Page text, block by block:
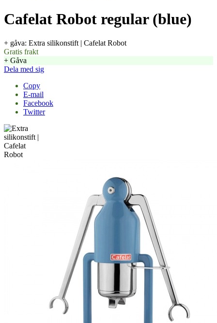
Cafelat Robot regular (blue)
+ gåva: Extra silikonstift | Cafelat Robot
Gratis frakt
+ Gåva
Dela med sig
Copy
E-mail
Facebook
Twitter